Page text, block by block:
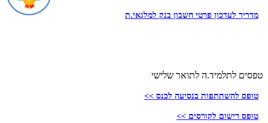
מדריך לעדכון פרטי חשבון בנק למלגאי.ת
טפסים לתלמיד.ה לתואר שלישי
טופס להשתתפות בנסיעה לכנס >>
טופס רישום לקורסים >>